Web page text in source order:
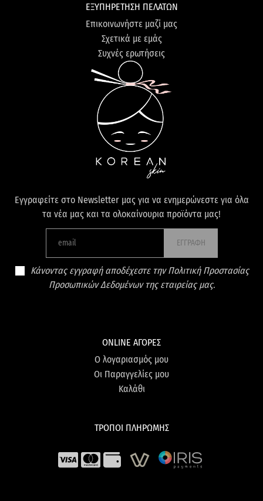
ΕΞΥΠΗΡΕΤΗΣΗ ΠΕΛΑΤΩΝ
Επικοινωνήστε μαζί μας
Σχετικά με εμάς
Συχνές ερωτήσεις
Εγγραφείτε στο Newsletter μας για να ενημερώνεστε για όλα
τα νέα μας και τα ολοκαίνουρια προϊόντα μας!
ΕΓΓΡΑΦΗ
Κάνοντας εγγραφή αποδέχεστε την Πολιτική Προστασίας
Προσωπικών Δεδομένων της εταιρείας μας.
ONLINE ΑΓΟΡΕΣ
Ο λογαριασμός μου
Οι Παραγγελίες μου
Καλάθι
ΤΡΟΠΟΙ ΠΛΗΡΩΜΗΣ